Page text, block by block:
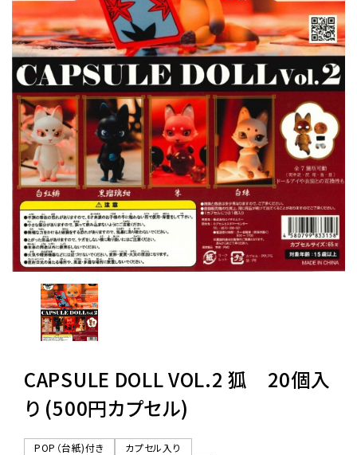
カプセルトイ
販促用空カプセル
レンタル
景品・玩具・文具
販促用カプセルトイ
よくあるご質問
06-6282-7659
CAPSULE DOLL VOL.2 狐 20個入
り (500円カプセル)
POP（台紙)付き
カプセル入り